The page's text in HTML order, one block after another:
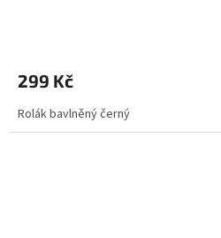
299 Kč
Rolák bavlněný černý